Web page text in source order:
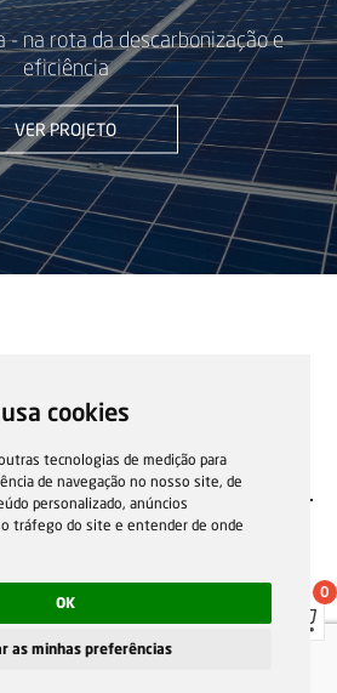
cookies
tecnologias de medição para
de navegação no nosso site, de
personalizado, anúncios
o tráfego do site e entender de onde
OK
as minhas preferências
- na rota da descarbonização e
eficiência
VER PROJETO
PT
Garantias, reparações e devoluções
de privacidade Canal de denúncia
reservados.
0